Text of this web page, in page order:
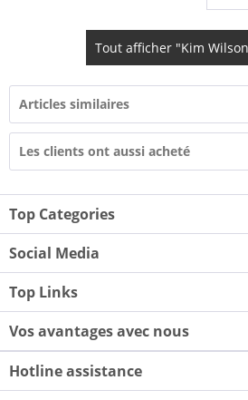
Tout afficher "Kim
Articles similaires
Les clients ont aussi acheté
Top Categories
Social Media
Top Links
Vos avantages avec nous
Hotline assistance